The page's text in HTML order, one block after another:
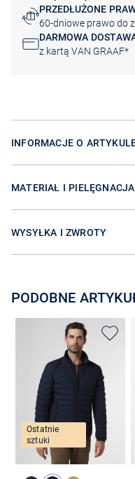
PRZEDŁUŻONE
60-dniowe prawo do
DARMOWA
z kartą VAN GRAAF*
INFORMACJE O
MATERIAŁ I PIELĘGNACJA
WYSYŁKA I ZWROTY
PODOBNE
Ostatnie
sztuki